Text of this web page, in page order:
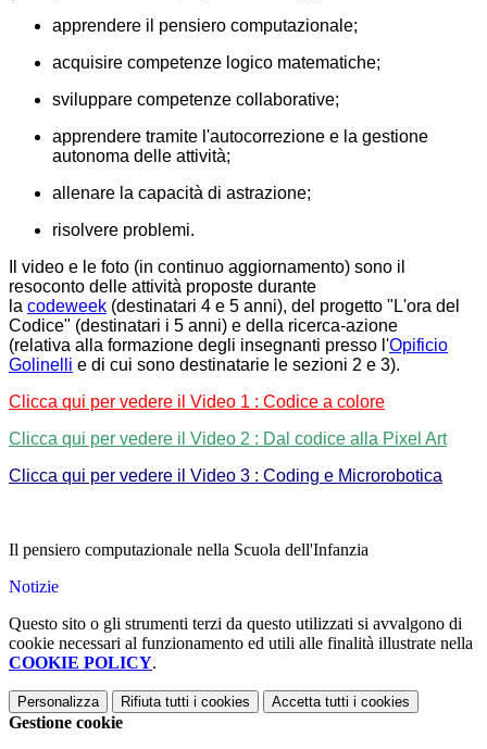
apprendere il pensiero computazionale;
acquisire competenze logico matematiche;
sviluppare competenze collaborative;
apprendere tramite l'autocorrezione e la gestione
autonoma delle attività;
allenare la capacità di astrazione;
risolvere problemi.
Il video e le foto (in continuo aggiornamento) sono il
resoconto delle attività proposte durante
la codeweek (destinatari 4 e 5 anni), del progetto "L'ora del
Codice" (destinatari i 5 anni) e della ricerca-azione
(relativa alla formazione degli insegnanti presso l'Opificio
Golinelli e di cui sono destinatarie le sezioni 2 e 3).
Clicca qui per vedere il Video 1 : Codice a colore
Clicca qui per vedere il Video 2 : Dal codice alla Pixel Art
Clicca qui per vedere il Video 3 : Coding e Microrobotica
Il pensiero computazionale nella Scuola dell'Infanzia
Notizie
Questo sito o gli strumenti terzi da questo utilizzati si avvalgono di
cookie necessari al funzionamento ed utili alle finalità illustrate nella
COOKIE POLICY.
Personalizza Rifiuta tutti i cookies Accetta tutti i cookies
Gestione cookie